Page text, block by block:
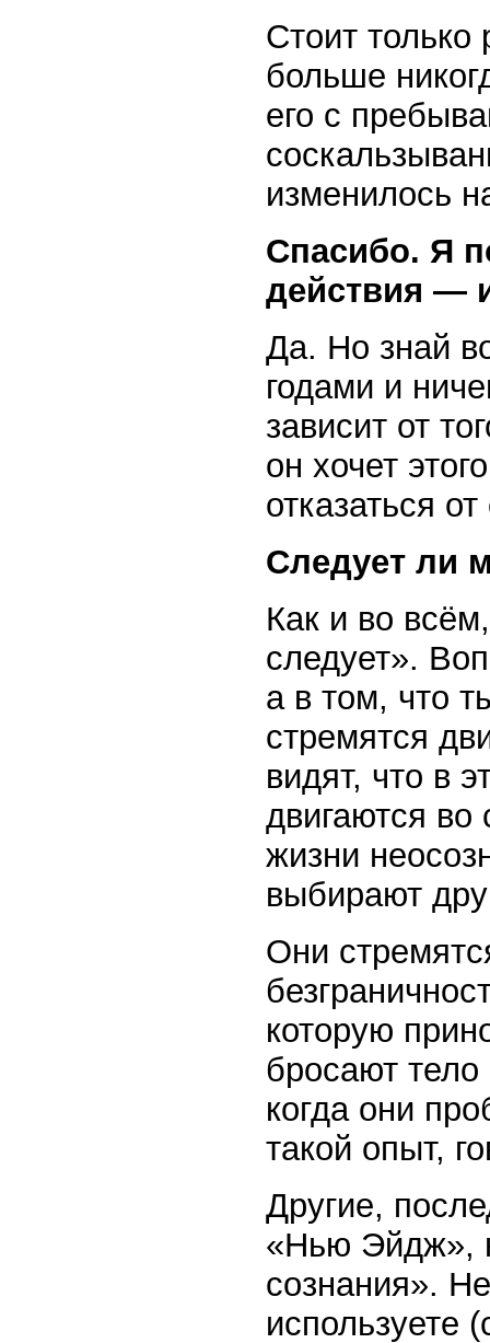
Стоит только
больше
его с
изменилось
Спасибо. Я
действия —
Да. Но знай
годами и
зависит от
он хочет
отказаться
Следует ли
Как и во
следует».
а в том, что
стремятся
видят, что в
двигаются во
жизни
выбирают
Они
которую
бросают тело
когда они
такой опыт,
Другие,
«Нью Эйдж»,
сознания».